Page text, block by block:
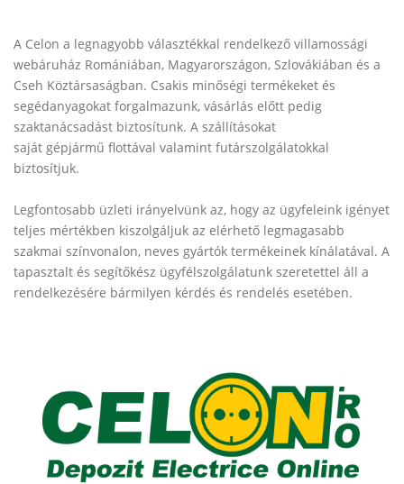
A Celon a legnagyobb választékkal rendelkező villamossági
webáruház Romániában, Magyarországon, Szlovákiában és a
Cseh Köztársaságban. Csakis minőségi termékeket és
segédanyagokat forgalmazunk, vásárlás előtt pedig
szaktanácsadást biztosítunk. A szállításokat
saját gépjármű flottával valamint futárszolgálatokkal
biztosítjuk.
Legfontosabb üzleti irányelvünk az, hogy az ügyfeleink igényet
teljes mértékben kiszolgáljuk az elérhető legmagasabb
szakmai színvonalon, neves gyártók termékeinek kínálatával. A
tapasztalt és segítőkész ügyfélszolgálatunk szeretettel áll a
rendelkezésére bármilyen kérdés és rendelés esetében.